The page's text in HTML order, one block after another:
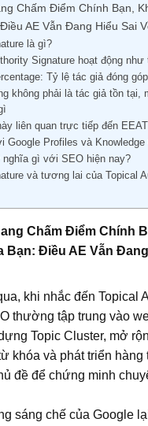
Chấm Điểm Chính Bạn,
AE Vẫn Đang Hiểu Sai
là gì?
Signature hoạt động như
Tỷ lệ tác giả đóng
không phải là tác giả tồn tại,
liên quan trực tiếp đến
Google Profiles và Knowledge
gì với SEO hiện nay?
và tương lai của Topical
Chấm Điểm Chính
Bạn: Điều AE Vẫn
khi nhắc đến Topical
thường tập trung vào
Topic Cluster, mở
khóa và phát triển hàng
đề để chứng minh
sáng chế của Google